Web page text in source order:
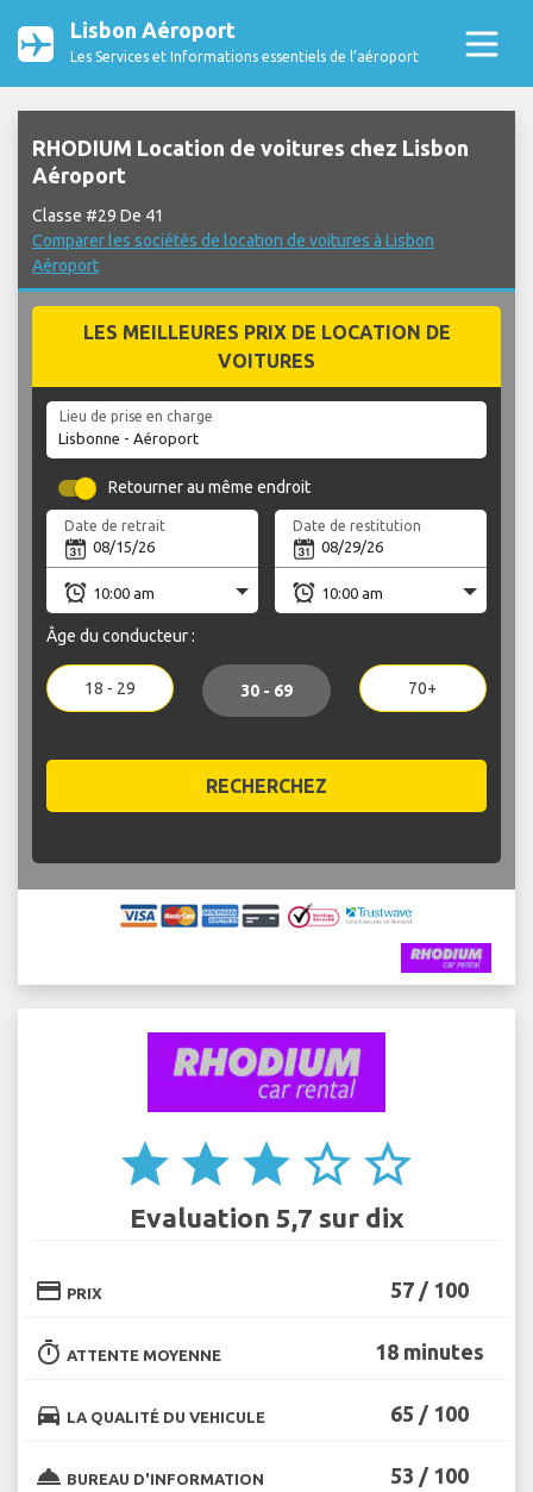
Lisbon Aéroport
Les Services et Informations essentiels de l’aéroport
RHODIUM Location de voitures chez Lisbon
Aéroport
Classe #29 De 41
Comparer les sociétés de location de voitures à Lisbon
Aéroport
LES MEILLEURES PRIX DE LOCATION DE
VOITURES
Lieu de prise en charge
Retourner au même endroit
Date de retrait Date de restitution
Âge du conducteur :
18 - 29 30 - 69 70+
RECHERCHEZ
star star star star_border star_border
Evaluation 5,7 sur dix
credit_card PRIX 57 / 100
timer ATTENTE MOYENNE 18 minutes
directions_car LA QUALITÉ DU VEHICULE 65 / 100
room_service BUREAU D'INFORMATION 53 / 100